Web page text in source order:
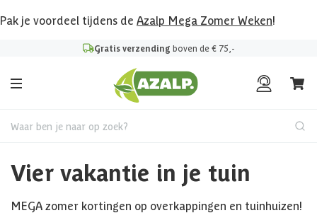
Pak je voordeel tijdens de Azalp Mega Zomer Weken!
Gratis verzending boven de € 75,-
Waar ben je naar op zoek?
Vier vakantie in je tuin
MEGA zomer kortingen op overkappingen en tuinhuizen!